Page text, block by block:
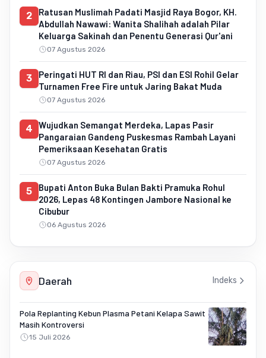
2
Ratusan Muslimah Padati Masjid Raya Bogor, KH.
Abdullah Nawawi: Wanita Shalihah adalah Pilar
Keluarga Sakinah dan Penentu Generasi Qur'ani
07 Agustus 2026
3
Peringati HUT RI dan Riau, PSI dan ESI Rohil Gelar
Turnamen Free Fire untuk Jaring Bakat Muda
07 Agustus 2026
4
Wujudkan Semangat Merdeka, Lapas Pasir
Pangaraian Gandeng Puskesmas Rambah Layani
Pemeriksaan Kesehatan Gratis
07 Agustus 2026
5
Bupati Anton Buka Bulan Bakti Pramuka Rohul
2026, Lepas 48 Kontingen Jambore Nasional ke
Cibubur
06 Agustus 2026
Daerah Indeks
Pola Replanting Kebun Plasma Petani Kelapa Sawit
Masih Kontroversi
15 Juli 2026